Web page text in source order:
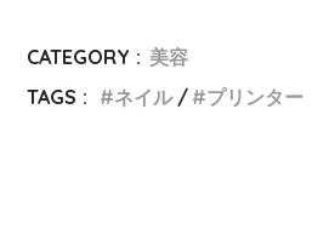
CATEGORY : 美容
TAGS :
ネイル プリンター